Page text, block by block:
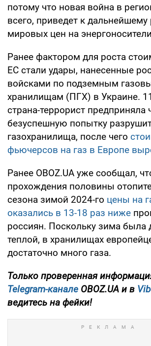
потому что новая война в
всего, приведет к дальнейшему
мировых цен на
Ранее фактором для роста
ЕС стали удары, нанесенные
войсками по подземным
хранилищам (ПГХ) в Украине.
страна-террорист предприняла
безуспешную попытку
газохранилища, после чего
фьючерсов на газ в Европе
Ранее OBOZ.UA уже сообщал,
прохождения половины
сезона зимой 2024-го цены на
оказались в 13-18 раз ниже
россиян. Поскольку зима была
теплой, в хранилищах
достаточно много газа.
Только проверенная
Telegram-канале OBOZ.UA и в
ведитесь на фейки!